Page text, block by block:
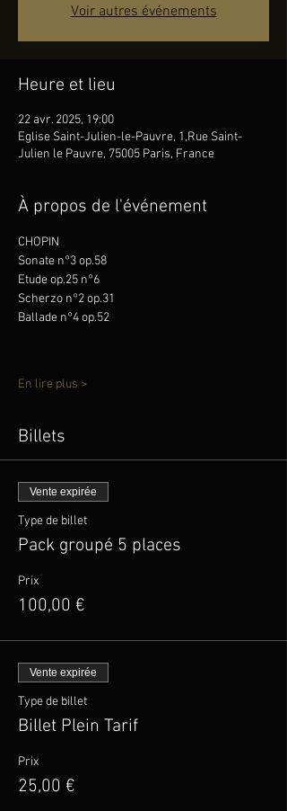
Voir autres événements
Heure et lieu
22 avr. 2025, 19:00
Eglise Saint-Julien-le-Pauvre, 1,Rue Saint-
Julien le Pauvre, 75005 Paris, France
À propos de l'événement
CHOPIN
Sonate n°3 op.58
Etude op.25 n°6
Scherzo n°2 op.31
Ballade n°4 op.52
En lire plus >
Billets
Vente expirée
Type de billet
Pack groupé 5 places
Prix
100,00 €
Vente expirée
Type de billet
Billet Plein Tarif
Prix
25,00 €